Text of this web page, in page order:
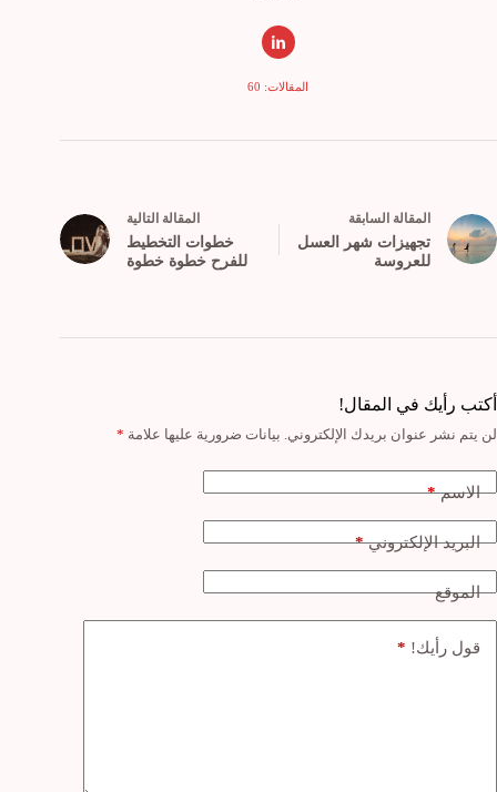
المقالات: 60
المقالة السابقة
تجهيزات شهر العسل
للعروسة
المقالة التالية
خطوات التخطيط
للفرح خطوة خطوة
أكتب رأيك في المقال!
لن يتم نشر عنوان بريدك الإلكتروني. بيانات ضرورية عليها علامة *
الاسم*
البريد الإلكتروني*
الموقع
قول رأيك! *